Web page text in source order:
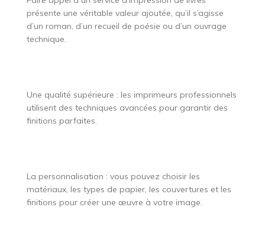
présente une véritable valeur ajoutée, qu’il s’agisse
d’un roman, d’un recueil de poésie ou d’un ouvrage
technique.
Une qualité supérieure : les imprimeurs professionnels
utilisent des techniques avancées pour garantir des
finitions parfaites.
La personnalisation : vous pouvez choisir les
matériaux, les types de papier, les couvertures et les
finitions pour créer une œuvre à votre image.